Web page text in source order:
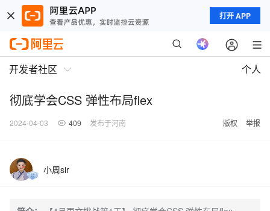
打开 APP
开发者社区 个人
彻底学会CSS 弹性布局flex
2024-04-03 409 发布于河南 版权 举报
小周sir